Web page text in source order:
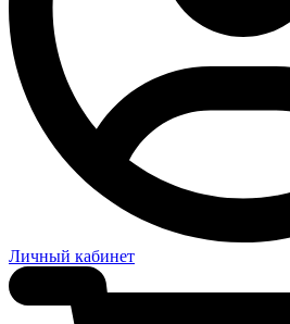
Личный кабинет